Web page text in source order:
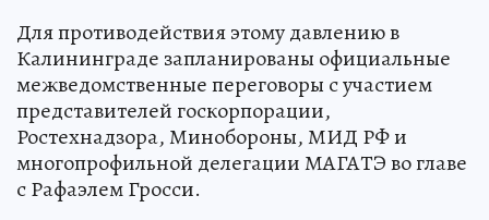
Для противодействия этому давлению в
Калининграде запланированы официальные
межведомственные переговоры с участием
представителей госкорпорации,
Ростехнадзора, Минобороны, МИД РФ и
многопрофильной делегации МАГАТЭ во главе
с Рафаэлем Гросси.